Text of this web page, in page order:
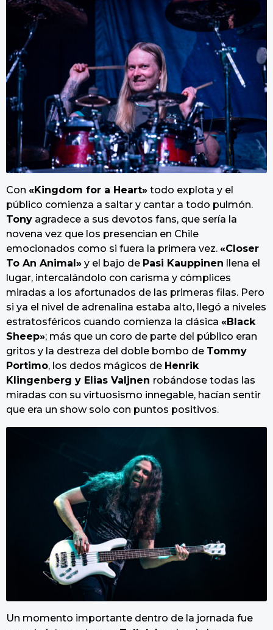
Con «Kingdom for a Heart» todo explota y el
público comienza a saltar y cantar a todo pulmón.
Tony agradece a sus devotos fans, que sería la
novena vez que los presencian en Chile
emocionados como si fuera la primera vez. «Closer
To An Animal» y el bajo de Pasi Kauppinen llena el
lugar, intercalándolo con carisma y cómplices
miradas a los afortunados de las primeras filas. Pero
si ya el nivel de adrenalina estaba alto, llegó a niveles
estratosféricos cuando comienza la clásica «Black
Sheep»; más que un coro de parte del público eran
gritos y la destreza del doble bombo de Tommy
Portimo, los dedos mágicos de Henrik
Klingenberg y Elias Valjnen robándose todas las
miradas con su virtuosismo innegable, hacían sentir
que era un show solo con puntos positivos.
Un momento importante dentro de la jornada fue